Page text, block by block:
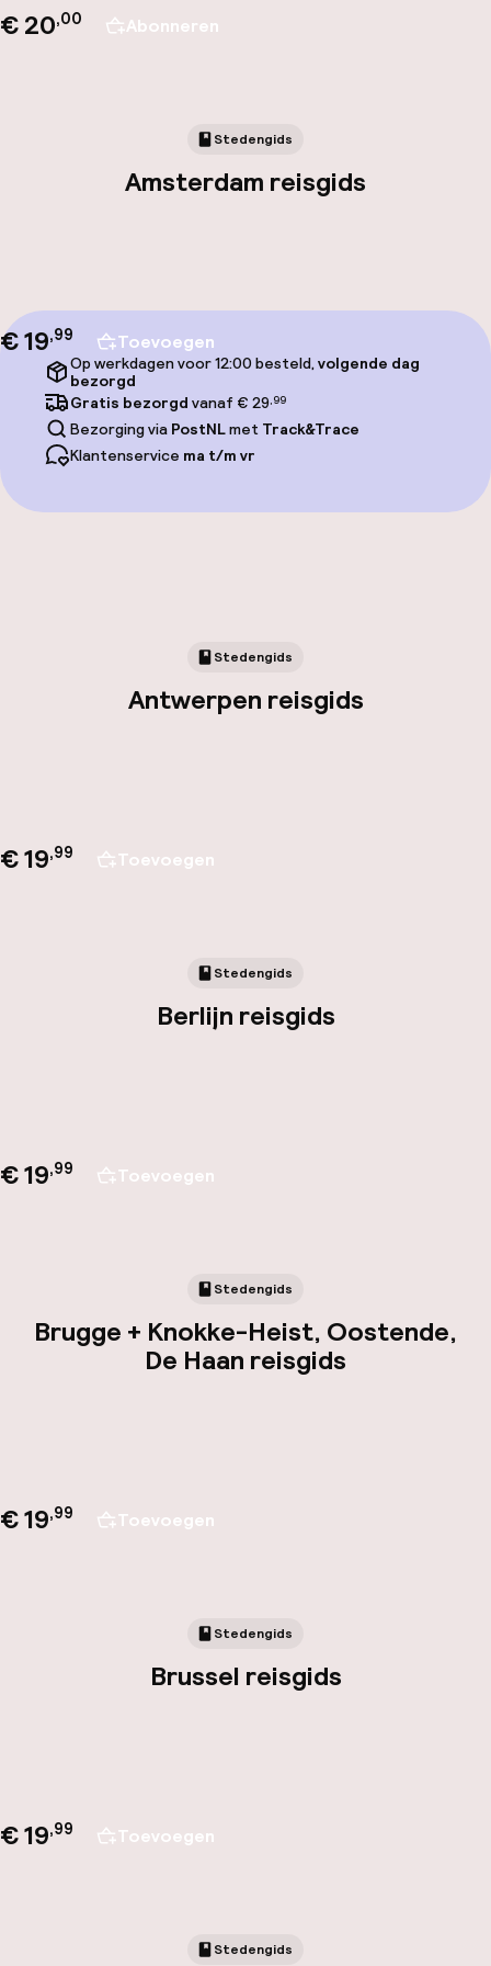
€ 20,00 Abonneren
Stedengids
Amsterdam reisgids
€ 19,99 Toevoegen
Op werkdagen voor 12:00 besteld,volgende dag
bezorgd
Gratis bezorgd vanaf € 29,99
Bezorging via PostNLmet Track&Trace
Klantenservice ma t/m vr
Stedengids
Antwerpen reisgids
€ 19,99 Toevoegen
Stedengids
Berlijn reisgids
€ 19,99 Toevoegen
Stedengids
Brugge + Knokke-Heist, Oostende,
De Haan reisgids
€ 19,99 Toevoegen
Stedengids
Brussel reisgids
€ 19,99 Toevoegen
Stedengids